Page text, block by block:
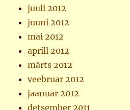
juuli 2012
juuni 2012
mai 2012
aprill 2012
märts 2012
veebruar 2012
jaanuar 2012
detsember 2011